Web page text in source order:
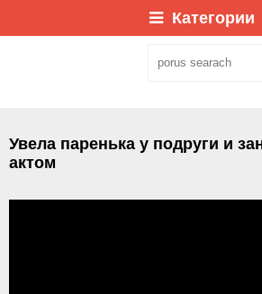
Категории
Увела паренька у подруги и
актом